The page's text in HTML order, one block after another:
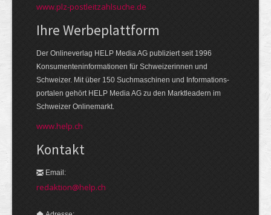
www.plz-postleitzahlsuche.de
Ihre Werbeplattform
Der Onlineverlag HELP Media AG publiziert seit 1996
Konsumenten­informationen für Schweizerinnen und
Schweizer. Mit über 150 Suchmaschinen und Informations­
portalen gehört HELP Media AG zu den Markt­leadern im
Schweizer Onlinemarkt.
www.help.ch
Kontakt
Email:
redaktion@help.ch